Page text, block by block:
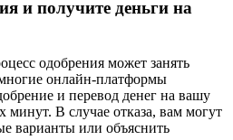
и получите деньги на
одобрения может занять
онлайн-платформы
и перевод денег на вашу
минут. В случае отказа, вам могут
варианты или объяснить